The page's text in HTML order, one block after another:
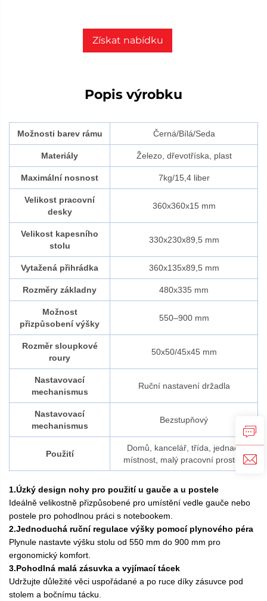
Získat nabídku
Popis výrobku
Možnosti barev rámu Černá/Bílá/Seda
Materiály Železo, dřevotříska, plast
Maximální nosnost 7kg/15,4 liber
Velikost pracovní
desky
360x360x15 mm
Velikost kapesního
stolu
330x230x89,5 mm
Vytažená přihrádka 360x135x89,5 mm
Rozměry základny 480x335 mm
Možnost
přizpůsobení výšky
550–900 mm
Rozměr sloupkové
roury
50x50/45x45 mm
Nastavovací
mechanismus
Ruční nastavení držadla
Nastavovací
mechanismus
Bezstupňový
Použití
Domů, kancelář, třída, jednací
místnost, malý pracovní prostor.
1.Úzký design nohy pro použití u gauče a u postele
Ideálně velikostně přizpůsobené pro umístění vedle gauče nebo
postele pro pohodlnou práci s notebookem.
2.Jednoduchá ruční regulace výšky pomocí plynového péra
Plynule nastavte výšku stolu od 550 mm do 900 mm pro
ergonomický komfort.
3.Pohodlná malá zásuvka a vyjímací tácek
Udržujte důležité věci uspořádané a po ruce díky zásuvce pod
stolem a bočnímu tácku.